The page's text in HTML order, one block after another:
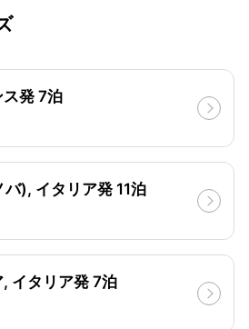
ス発 7泊
), イタリア発 11泊
イタリア発 7泊